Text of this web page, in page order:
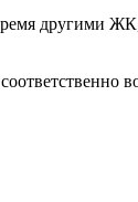
другими